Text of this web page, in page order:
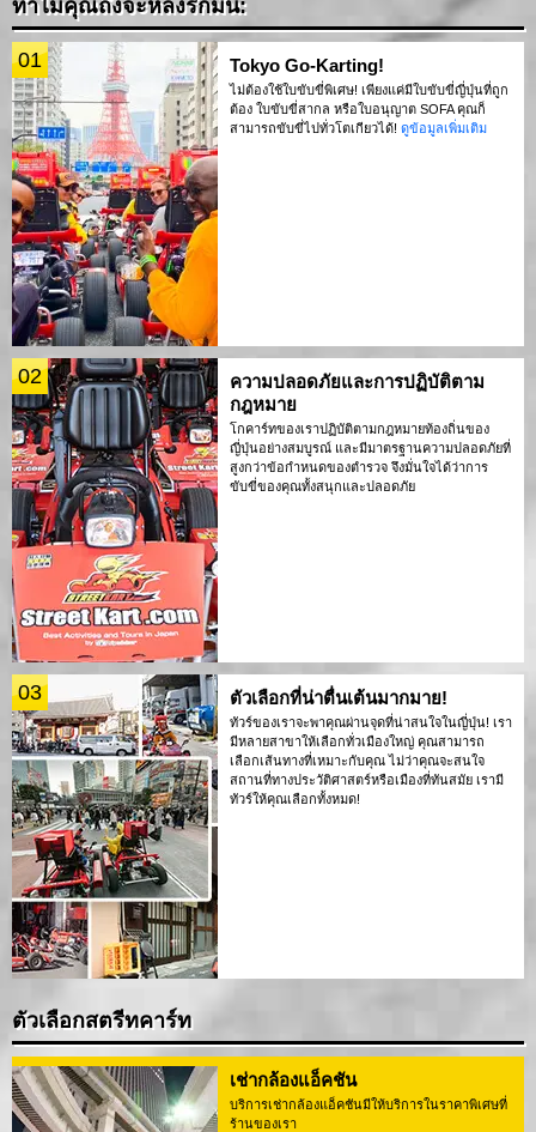
ทำไมคุณถึงจะหลงรักมัน:
01 Tokyo Go-Karting!
ไม่ต้องใช้ใบขับขี่พิเศษ! เพียงแค่มีใบขับขี่ญี่ปุ่นที่ถูก
ต้อง ใบขับขี่สากล หรือใบอนุญาต SOFA คุณก็
สามารถขับขี่ไปทั่วโตเกียวได้! ดูข้อมูลเพิ่มเติม
02
ความปลอดภัยและการปฏิบัติตาม
กฎหมาย
โกคาร์ทของเราปฏิบัติตามกฎหมายท้องถิ่นของ
ญี่ปุ่นอย่างสมบูรณ์ และมีมาตรฐานความปลอดภัยที่
สูงกว่าข้อกำหนดของตำรวจ จึงมั่นใจได้ว่าการ
ขับขี่ของคุณทั้งสนุกและปลอดภัย
03 ตัวเลือกที่น่าตื่นเต้นมากมาย!
ทัวร์ของเราจะพาคุณผ่านจุดที่น่าสนใจในญี่ปุ่น! เรา
มีหลายสาขาให้เลือกทั่วเมืองใหญ่ คุณสามารถ
เลือกเส้นทางที่เหมาะกับคุณ ไม่ว่าคุณจะสนใจ
สถานที่ทางประวัติศาสตร์หรือเมืองที่ทันสมัย เรามี
ทัวร์ให้คุณเลือกทั้งหมด!
ตัวเลือกสตรีทคาร์ท
เช่ากล้องแอ็คชัน
บริการเช่ากล้องแอ็คชันมีให้บริการในราคาพิเศษที่
ร้านของเรา